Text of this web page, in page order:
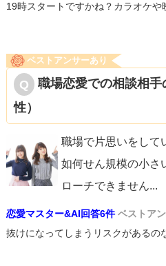
19時スタートですかね？カラオケや
ベストアンサーあり
職場恋愛での相談相
性）
職場で片思いをして
如何せん規模の小さ
ローチできません...
恋愛マスター&AI回答6件 ベストア
抜けになってしまうリスクがあるの